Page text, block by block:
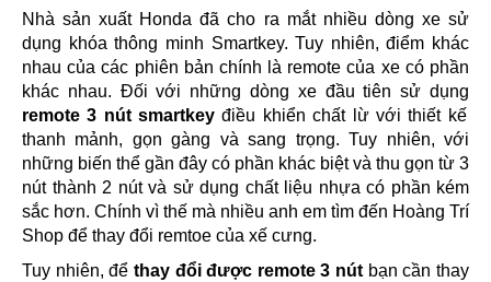
Nhà sản xuất Honda đã cho ra mắt nhiều dòng xe sử
dụng khóa thông minh Smartkey. Tuy nhiên, điểm khác
nhau của các phiên bản chính là remote của xe có phần
khác nhau. Đối với những dòng xe đầu tiên sử dụng
remote 3 nút smartkey điều khiển chất lừ với thiết kế
thanh mảnh, gọn gàng và sang trọng. Tuy nhiên, với
những biến thể gần đây có phần khác biệt và thu gọn từ 3
nút thành 2 nút và sử dụng chất liệu nhựa có phần kém
sắc hơn. Chính vì thế mà nhiều anh em tìm đến Hoàng Trí
Shop để thay đổi remtoe của xế cưng.
Tuy nhiên, để thay đổi được remote 3 nút bạn cần thay